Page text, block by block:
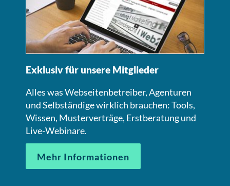
Exklusiv für unsere Mitglieder
Alles was Webseitenbetreiber, Agenturen
und Selbständige wirklich brauchen: Tools,
Wissen, Musterverträge, Erstberatung und
Live-Webinare.
Mehr Informationen